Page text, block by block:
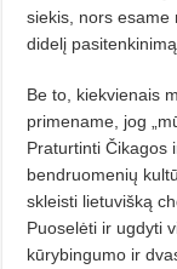
sie­kis, nors esame
didelį
Be to, kiekvienais
primename, jog
Praturtinti Čika­gos
bendruomenių
skleisti lietuvišką
Puoselėti ir ugdyti
kūrybingumo ir